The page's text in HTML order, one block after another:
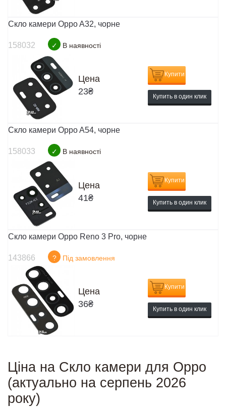
Скло камери Oppo A32, чорне
158032 ✓ В наявності
Цена
23₴
Купити
Купить в один клик
Скло камери Oppo A54, чорне
158033 ✓ В наявності
Цена
41₴
Купити
Купить в один клик
Скло камери Oppo Reno 3 Pro, чорне
143866 ? Під замовлення
Цена
36₴
Купити
Купить в один клик
Ціна на Скло камери для Oppo
(актуально на серпень 2026
року)